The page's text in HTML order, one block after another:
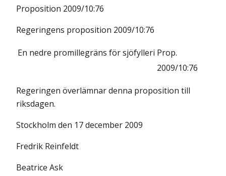
Proposition 2009/10:76
Regeringens proposition 2009/10:76
En nedre promillegräns för sjöfylleri Prop.
2009/10:76
Regeringen överlämnar denna proposition till
riksdagen.
Stockholm den 17 december 2009
Fredrik Reinfeldt
Beatrice Ask